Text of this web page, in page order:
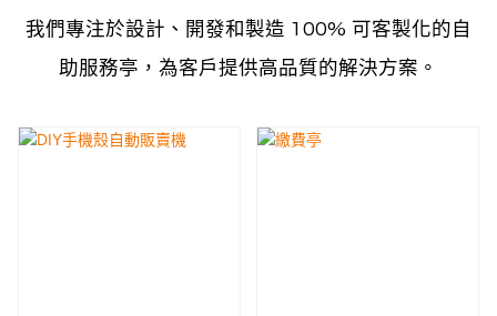
我們專注於設計、開發和製造 100% 可客製化的自
助服務亭，為客戶提供高品質的解決方案。